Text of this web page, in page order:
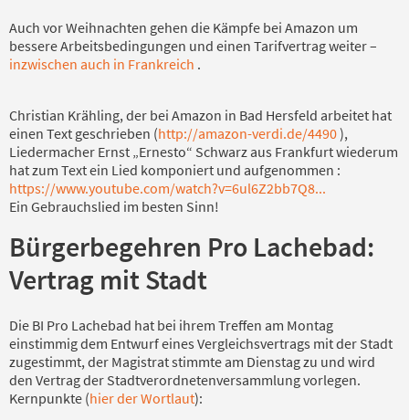
Auch vor Weihnachten gehen die Kämpfe bei Amazon um
bessere Arbeitsbedingungen und einen Tarifvertrag weiter –
inzwischen auch in Frankreich .
Christian Krähling, der bei Amazon in Bad Hersfeld arbeitet hat
einen Text geschrieben (http://amazon-verdi.de/4490),
Liedermacher Ernst „Ernesto“ Schwarz aus Frankfurt wiederum
hat zum Text ein Lied komponiert und aufgenommen :
https://www.youtube.com/watch?v=6ul6Z2bb7Q8...
Ein Gebrauchslied im besten Sinn!
Bürgerbegehren Pro Lachebad:
Vertrag mit Stadt
Die BI Pro Lachebad hat bei ihrem Treffen am Montag
einstimmig dem Entwurf eines Vergleichsvertrags mit der Stadt
zugestimmt, der Magistrat stimmte am Dienstag zu und wird
den Vertrag der Stadtverordnetenversammlung vorlegen.
Kernpunkte (hier der Wortlaut):